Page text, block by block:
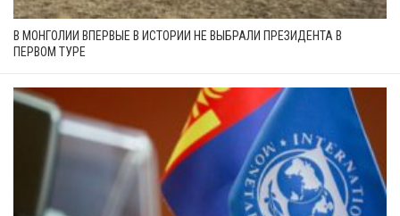
В МОНГОЛИИ ВПЕРВЫЕ В ИСТОРИИ НЕ ВЫБРАЛИ ПРЕЗИДЕНТА В
ПЕРВОМ ТУРЕ